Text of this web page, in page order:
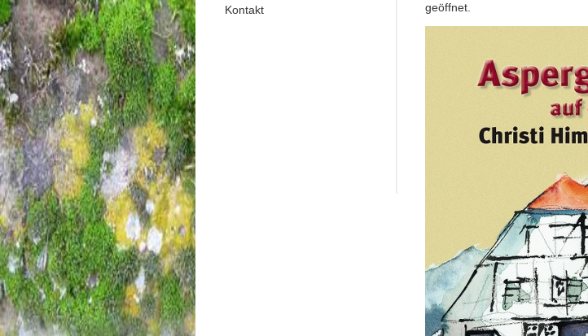
geöffnet.
Kontakt